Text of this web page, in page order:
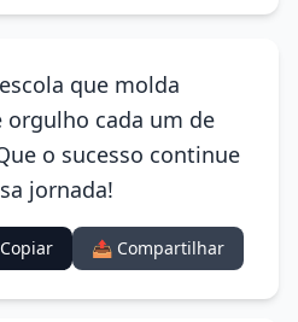
que molda
cada um de
o sucesso continue
jornada!
📤 Compartilhar